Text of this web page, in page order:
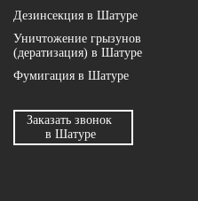
Дезинсекция в Шатуре
Уничтожение грызунов
(дератизация) в Шатуре
Фумигация в Шатуре
Заказать звонок
в Шатуре